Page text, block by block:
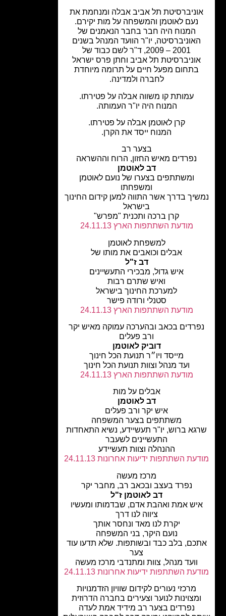
תל אביב אבלה ומנחמת את
נעם לאוטמן והמשפחה על מות יקירם.
המנוח היה חבר בחבר הנאמנים של
יו"ר הוועד המנהל בשנים
2001 – 2009, ד"ר לשם כבוד של
תל אביב וחתן פרס ישראל
בתחום מפעל חיים על תרומה מיוחדת
לחברה ולמדינה.
עמותת קו משווה אבלה על פטירתו.
המנוח היה יו"ר העמותה.
קרן לאוטמן אבלה על פטירתו.
המנוח ייסד את הקרן.
בצער רב
נפרדים מאיש החזון, הרוח וההשראה
דב לאוטמן
ומשתתפים בצערו של נועם לאוטמן
ומשפחתו
בדרך אשר התווה למען קידום החינוך
קרן ברכה ותכנית "מפרש"
מודעת השתתפות הארץ 24.11.13
למשפחת לאוטמן
אבלים וכואבים את מותו של
איש גדול, מבכירי התעשיינים
ואיש שתרם רבות
למערכת החינוך בישראל
סטנלי ורודה פישר
מודעת השתתפות הארץ 24.11.13
בכאב ובהערכה עמוקה מאיש יקר
ורב פעלים
דוביק לאוטמן
מייסד ויו״ר תנועת הכל חינוך
ועד מנהל וצוות תנועת הכל חינוך
מודעת השתתפות הארץ 24.11.13
אבלים על מות
דב לאוטמן
איש יקר ורב פעלים
משתתפים בצער המשפחה
ברוש, יו"ר תעשיידע, נשיא התאחדות
התעשיינים לשעבר
ההנהלה וצוות תעשיידע
השתתפות ידיעות אחרונות 24.11.13
מרכז מעשה
נפרד בעצב ובכאב רב, מחבר יקר
דב לאוטמן ז"ל
אמת ואהבת אדם, שבדמותו ומעשיו
ציווה לנו דרך
יקרת לנו מאד ונחסר אותך
נועם היקר, בני המשפחה
בלב כבד ובשותפות. שלא תדעו עוד
וועד מנהל, צוות ומתנדבי מרכז מעשה
השתתפות ידיעות אחרונות 24.11.13
מרכזי נעורים לקידום שוויון הזדמנויות
לנוער וצעירים בחברה הדרוזית
נפרדים בצער רב מידיד אמת לעדה